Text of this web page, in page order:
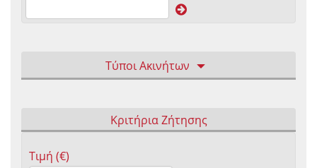
Τύποι Ακινήτων
Κριτήρια Ζήτησης
Τιμή (€)